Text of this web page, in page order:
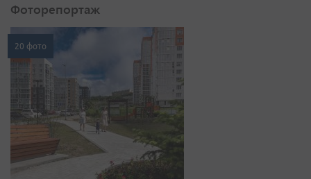
Фоторепортаж
20 фото